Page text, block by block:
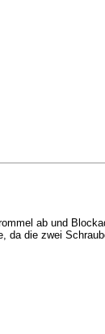
ab und
die zwei